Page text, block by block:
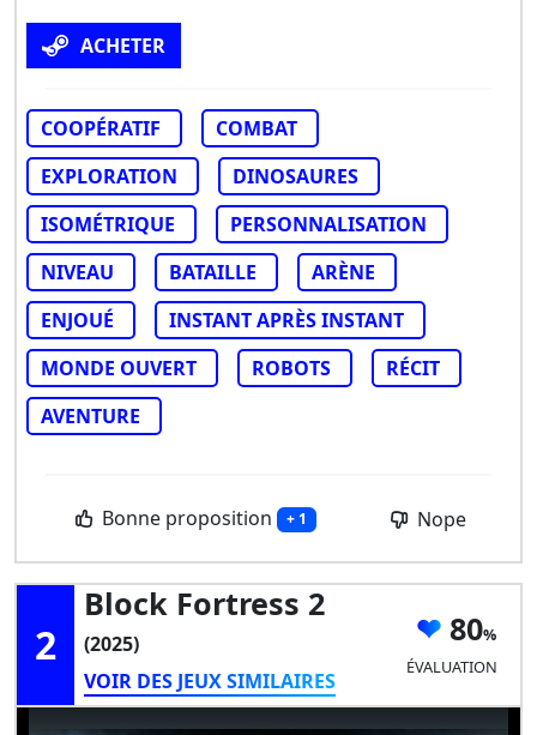
ACHETER
COOPÉRATIF
COMBAT
EXPLORATION
DINOSAURES
ISOMÉTRIQUE
PERSONNALISATION
NIVEAU
BATAILLE
ARÈNE
ENJOUÉ
INSTANT APRÈS INSTANT
MONDE OUVERT
ROBOTS
RÉCIT
AVENTURE
Bonne proposition + 1 Nope
2
Block Fortress 2
(2025)
VOIR DES JEUX SIMILAIRES
80
ÉVALUATION